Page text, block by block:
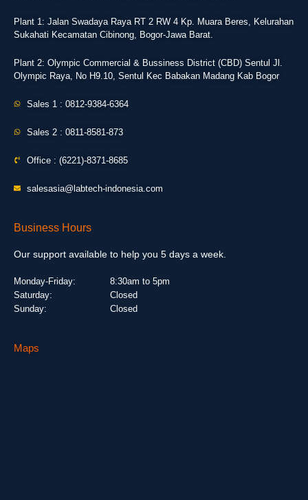
Plant 1: Jalan Swadaya Raya RT 2 RW 4 Kp. Muara Beres, Kelurahan
Sukahati Kecamatan Cibinong, Bogor-Jawa Barat.
Plant 2: Olympic Commercial & Bussiness District (CBD) Sentul Jl.
Olympic Raya, No H9.10, Sentul Kec Babakan Madang Kab Bogor
Sales 1 : 0812-9384-6364
Sales 2 : 0811-8581-873
Office : (6221)-8371-8685
salesasia@labtech-indonesia.com
Business Hours
Our support available to help you 5 days a week.
Monday-Friday:
Saturday:
Sunday:
8:30am to 5pm
Closed
Closed
Maps